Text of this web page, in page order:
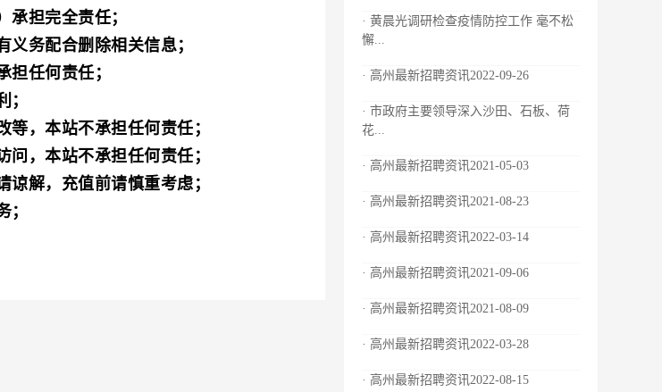
担完全责任；
务配合删除相关信息；
任何责任；
，本站不承担任何责任；
，本站不承担任何责任；
解，充值前请慎重考虑；
· 黄晨光调研检查疫情防控工作 毫不松
懈...
· 高州最新招聘资讯2022-09-26
· 市政府主要领导深入沙田、石板、荷
花...
· 高州最新招聘资讯2021-05-03
· 高州最新招聘资讯2021-08-23
· 高州最新招聘资讯2022-03-14
· 高州最新招聘资讯2021-09-06
· 高州最新招聘资讯2021-08-09
· 高州最新招聘资讯2022-03-28
· 高州最新招聘资讯2022-08-15